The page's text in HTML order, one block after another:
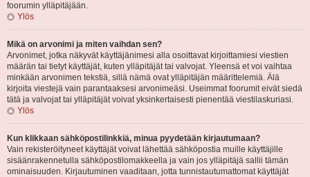
foorumin ylläpitäjään.
Ylös
Mikä on arvonimi ja miten vaihdan sen?
Arvonimet, jotka näkyvät käyttäjänimesi alla osoittavat kirjoittamiesi viestien
määrän tai tietyt käyttäjät, kuten ylläpitäjät tai valvojat. Yleensä et voi vaihtaa
minkään arvonimen tekstiä, sillä nämä ovat ylläpitäjän määrittelemiä. Älä
kirjoita viestejä vain parantaaksesi arvonimeäsi. Useimmat foorumit eivät siedä
tätä ja valvojat tai ylläpitäjät voivat yksinkertaisesti pienentää viestilaskuriasi.
Ylös
Kun klikkaan sähköpostilinkkiä, minua pyydetään kirjautumaan?
Vain rekisteröityneet käyttäjät voivat lähettää sähköpostia muille käyttäjille
sisäänrakennetulla sähköpostilomakkeella ja vain jos ylläpitäjä sallii tämän
ominaisuuden. Kirjautuminen vaaditaan, jotta tunnistautumattomat käyttäjät